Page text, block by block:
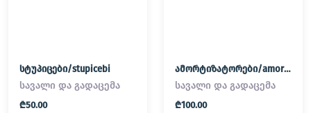
სტუპიცები/stupicebi
სავალი და გადაცემა
₾50.00
ამორტიზატორები/amortizatorebi
სავალი და გადაცემა
₾100.00